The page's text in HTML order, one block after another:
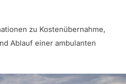
zu Kostenübernahme,
Ablauf einer ambulanten